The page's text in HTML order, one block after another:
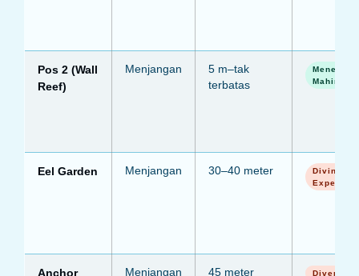
Pos 2 (Wall
Reef)
Menjangan
5 m–tak
terbatas
Mahir
Eel Garden Menjangan 30–40 meter
Diving
Expert
Anchor
Menjangan 45 meter